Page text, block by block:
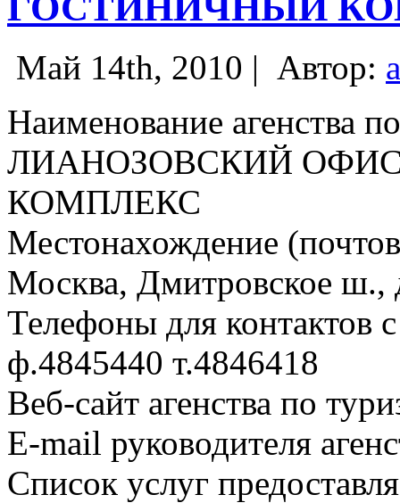
Май 14th, 2010 | Автор:
Наименование агенства
ЛИАНОЗОВСКИЙ
КОМПЛЕКС
Местонахождение
Москва, Дмитровское ш.,
Телефоны для контактов
ф.4845440 т.4846418
Веб-сайт агенства по
E-mail руководителя
Список услуг